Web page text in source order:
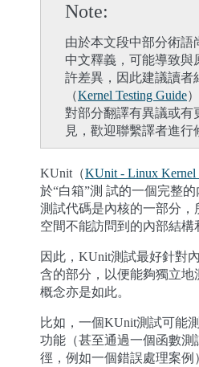
Note
由於本文段中部分術語
中文釋義，可能導致與
許差異，因此建議讀者
（Kernel Testing Guide
對部分翻譯有異議或有
見，歡迎聯繫譯者進行
KUnit（KUnit - Linux Kernel
於“白箱”測 試的一個完整
測試代碼是內核的一部分，
空間不能訪問到的內部結構
因此，KUnit測試最好針對
含的部分，以便能夠獨立地
概念亦是如此。
比如，一個KUnit測試可能
功能（甚至通過一個函數測
徑，例如一個錯誤處理案例